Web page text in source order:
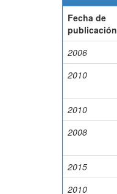
Fecha de
publicación
2006
2010
2010
2008
2015
2010